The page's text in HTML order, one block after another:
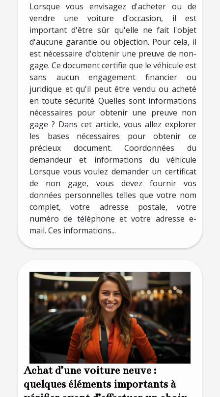
Lorsque vous envisagez d'acheter ou de
vendre une voiture d'occasion, il est
important d'être sûr qu'elle ne fait l'objet
d'aucune garantie ou objection. Pour cela, il
est nécessaire d'obtenir une preuve de non-
gage. Ce document certifie que le véhicule est
sans aucun engagement financier ou
juridique et qu'il peut être vendu ou acheté
en toute sécurité. Quelles sont informations
nécessaires pour obtenir une preuve non
gage ? Dans cet article, vous allez explorer
les bases nécessaires pour obtenir ce
précieux document. Coordonnées du
demandeur et informations du véhicule
Lorsque vous voulez demander un certificat
de non gage, vous devez fournir vos
données personnelles telles que votre nom
complet, votre adresse postale, votre
numéro de téléphone et votre adresse e-
mail. Ces informations...
Achat d’une voiture neuve :
quelques éléments importants à